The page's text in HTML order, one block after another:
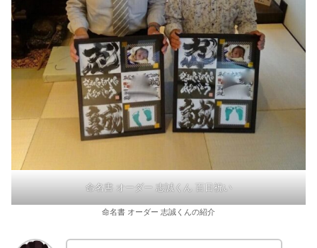
命名書 オーダー 志誠くん 百日祝い
命名書 オーダー 志誠くんの紹介